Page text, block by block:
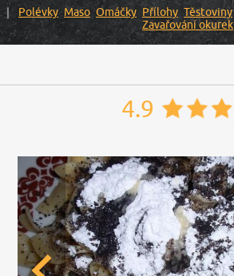
Polévky Maso Omáčky Přílohy Těstoviny
Zavařování okurek
4.9